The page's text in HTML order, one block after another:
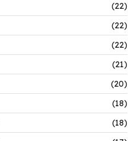
(22)
(22)
(22)
(21)
(20)
(18)
(18)